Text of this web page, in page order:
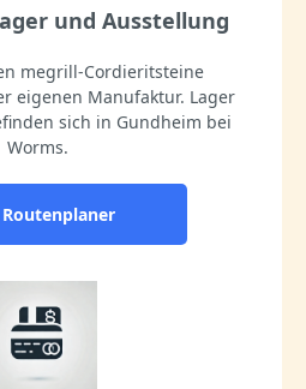
und Ausstellung
megrill-Cordieritsteine
eigenen Manufaktur. Lager
sich in Gundheim bei
Worms.